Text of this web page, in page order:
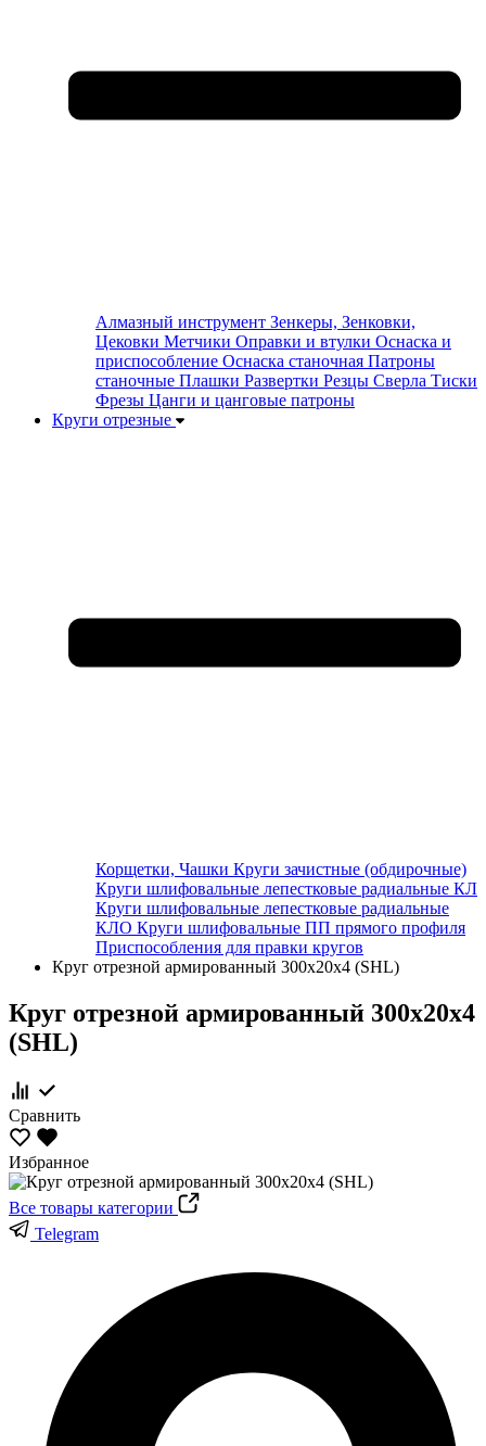
Алмазный инструмент Зенкеры, Зенковки,
Цековки Метчики Оправки и втулки Оснаска и
приспособление Оснаска станочная Патроны
станочные Плашки Развертки Резцы Сверла Тиски
Фрезы Цанги и цанговые патроны
Круги отрезные
Корщетки, Чашки Круги зачистные (обдирочные)
Круги шлифовальные лепестковые радиальные КЛ
Круги шлифовальные лепестковые радиальные
КЛО Круги шлифовальные ПП прямого профиля
Приспособления для правки кругов
Круг отрезной армированный 300х20х4 (SHL)
Круг отрезной армированный 300х20х4
(SHL)
Сравнить
Избранное
Все товары категории
Telegram